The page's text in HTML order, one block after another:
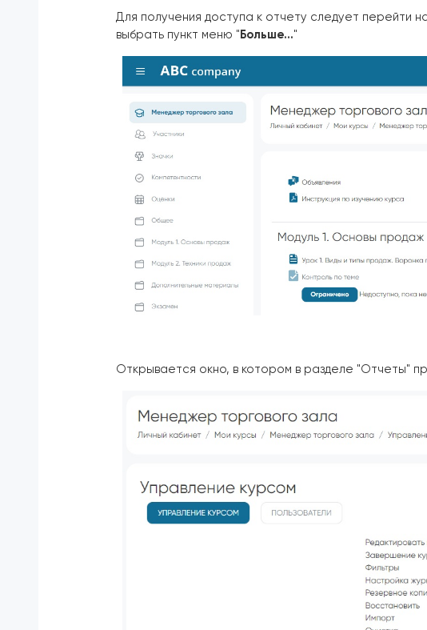
Для получения доступа к отчету следует перейти
выбрать пункт меню "Больше..."
Открывается окно, в котором в разделе "Отчеты"